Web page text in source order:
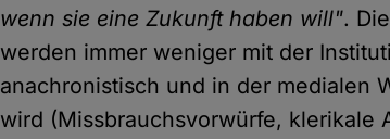
wenn sie eine Zukunft haben will".
werden immer weniger mit der
anachronistisch und in der medialen
wird (Missbrauchsvorwürfe, klerikale